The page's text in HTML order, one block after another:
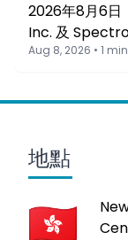
2026年8月6
Inc. 及
Aug 8, 2026 • 1
地點